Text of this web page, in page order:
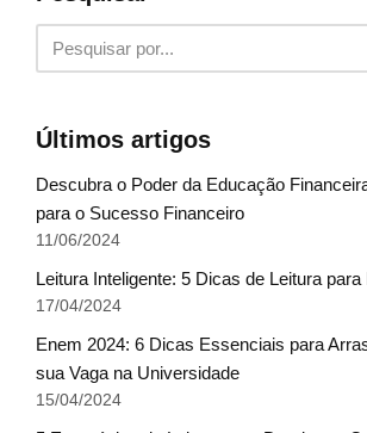
Últimos artigos
Descubra o Poder da Educação
para o Sucesso Financeiro
11/06/2024
Leitura Inteligente: 5 Dicas de Leitura
17/04/2024
Enem 2024: 6 Dicas Essenciais para
sua Vaga na Universidade
15/04/2024